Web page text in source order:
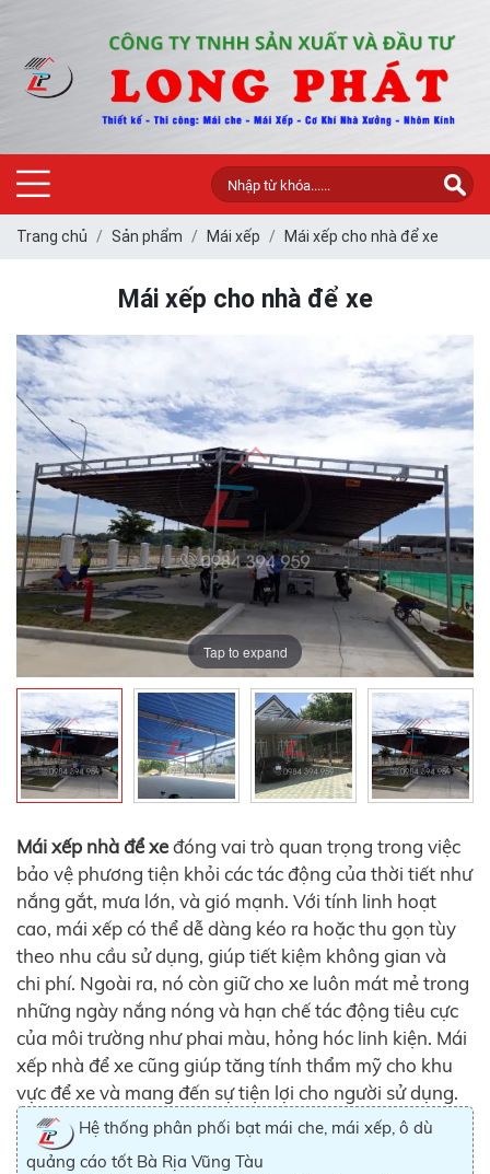
Trang chủ Sản phẩm Mái xếp Mái xếp cho nhà để xe
Mái xếp cho nhà để xe
Tap to expand
Tap to expand
Tap to expand
Tap to expand
Tap to expand
Mái xếp nhà để xeđóng vai trò quan trọng trong việc
bảo vệ phương tiện khỏi các tác động của thời tiết như
nắng gắt, mưa lớn, và gió mạnh. Với tính linh hoạt
cao, mái xếp có thể dễ dàng kéo ra hoặc thu gọn tùy
theo nhu cầu sử dụng, giúp tiết kiệm không gian và
chi phí. Ngoài ra, nó còn giữ cho xe luôn mát mẻ trong
những ngày nắng nóng và hạn chế tác động tiêu cực
của môi trường như phai màu, hỏng hóc linh kiện. Mái
xếp nhà để xe cũng giúp tăng tính thẩm mỹ cho khu
vực để xe và mang đến sự tiện lợi cho người sử dụng.
Hệ thống phân phối bạt mái che, mái xếp, ô dù
quảng cáo tốt Bà Rịa Vũng Tàu